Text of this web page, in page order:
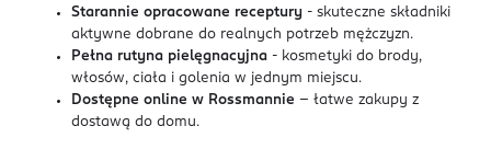
Starannie opracowane receptury - skuteczne składniki
aktywne dobrane do realnych potrzeb mężczyzn.
Pełna rutyna pielęgnacyjna - kosmetyki do brody,
włosów, ciała i golenia w jednym miejscu.
Dostępne online w Rossmannie - łatwe zakupy z
dostawą do domu.